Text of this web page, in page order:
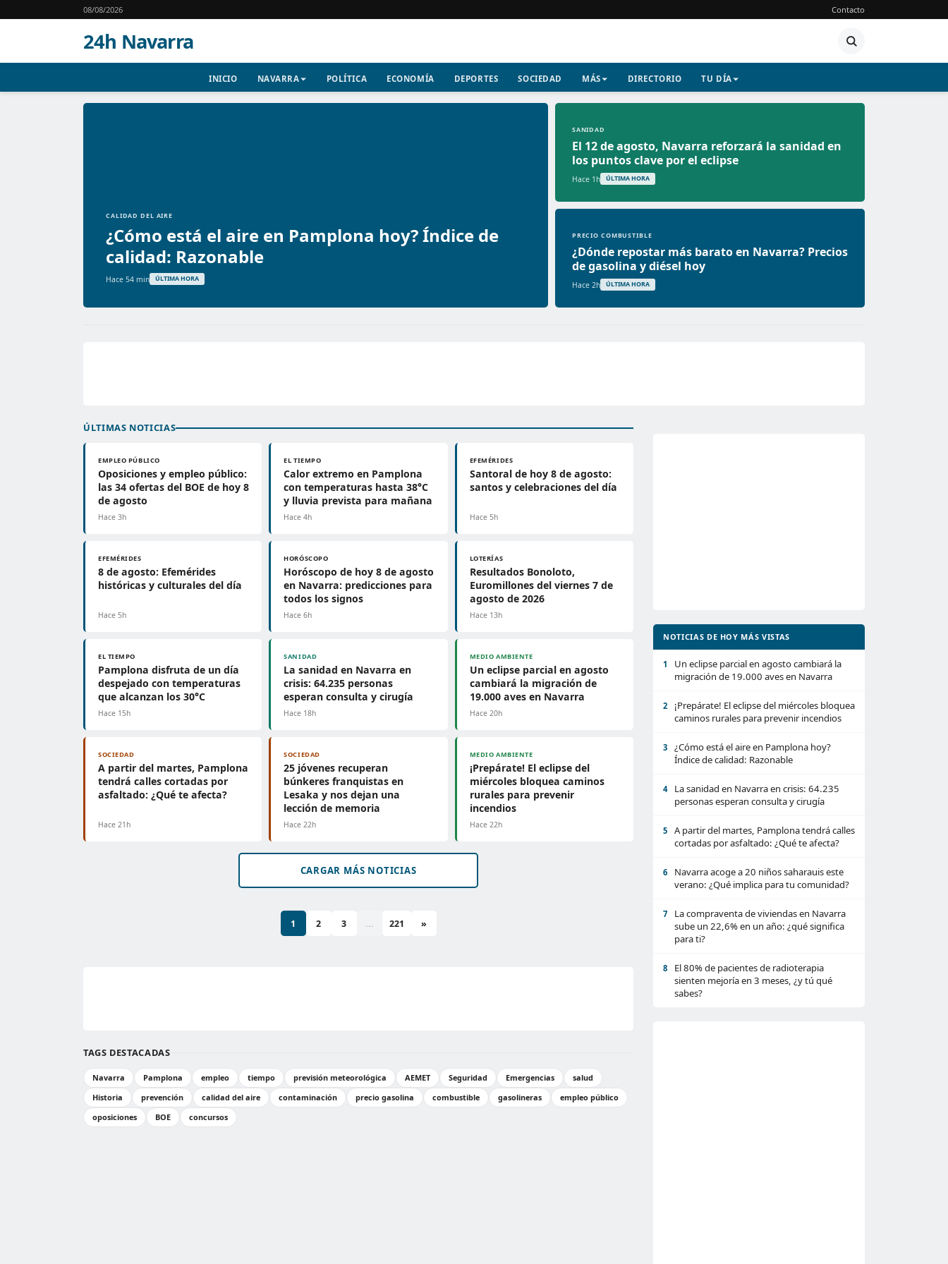
08/08/2026 Contacto
24h Navarra
INICIO NAVARRA POLÍTICA ECONOMÍA DEPORTES SOCIEDAD MÁS DIRECTORIO TU DÍA
CALIDAD DEL AIRE
¿Cómo está el aire en Pamplona hoy? Índice de
calidad: Razonable
Hace 54 min ÚLTIMA HORA
SANIDAD
El 12 de agosto, Navarra reforzará la sanidad en
los puntos clave por el eclipse
Hace 1h ÚLTIMA HORA
PRECIO COMBUSTIBLE
¿Dónde repostar más barato en Navarra? Precios
de gasolina y diésel hoy
Hace 2h ÚLTIMA HORA
ÚLTIMAS NOTICIAS
EMPLEO PÚBLICO
Oposiciones y empleo público:
las 34 ofertas del BOE de hoy 8
de agosto
Hace 3h
EL TIEMPO
Calor extremo en Pamplona
con temperaturas hasta 38°C
y lluvia prevista para mañana
Hace 4h
EFEMÉRIDES
Santoral de hoy 8 de agosto:
santos y celebraciones del día
Hace 5h
EFEMÉRIDES
8 de agosto: Efemérides
históricas y culturales del día
Hace 5h
HORÓSCOPO
Horóscopo de hoy 8 de agosto
en Navarra: predicciones para
todos los signos
Hace 6h
LOTERÍAS
Resultados Bonoloto,
Euromillones del viernes 7 de
agosto de 2026
Hace 13h
EL TIEMPO
Pamplona disfruta de un día
despejado con temperaturas
que alcanzan los 30°C
Hace 15h
SANIDAD
La sanidad en Navarra en
crisis: 64.235 personas
esperan consulta y cirugía
Hace 18h
MEDIO AMBIENTE
Un eclipse parcial en agosto
cambiará la migración de
19.000 aves en Navarra
Hace 20h
SOCIEDAD
A partir del martes, Pamplona
tendrá calles cortadas por
asfaltado: ¿Qué te afecta?
Hace 21h
SOCIEDAD
25 jóvenes recuperan
búnkeres franquistas en
Lesaka y nos dejan una
lección de memoria
Hace 22h
MEDIO AMBIENTE
¡Prepárate! El eclipse del
miércoles bloquea caminos
rurales para prevenir
incendios
Hace 22h
CARGAR MÁS NOTICIAS
1 2 3 ... 221 »
TAGS DESTACADAS
Navarra Pamplona empleo tiempo previsión meteorológica AEMET Seguridad Emergencias
salud
Historia
prevención calidad del aire contaminación precio gasolina combustible gasolineras
empleo público
oposiciones
BOE concursos
NOTICIAS DE HOY MÁS VISTAS
1
Un eclipse parcial en agosto cambiará la
migración de 19.000 aves en Navarra
2
¡Prepárate! El eclipse del miércoles bloquea
caminos rurales para prevenir incendios
3
¿Cómo está el aire en Pamplona hoy?
Índice de calidad: Razonable
4
La sanidad en Navarra en crisis: 64.235
personas esperan consulta y cirugía
5
A partir del martes, Pamplona tendrá calles
cortadas por asfaltado: ¿Qué te afecta?
6
Navarra acoge a 20 niños saharauis este
verano: ¿Qué implica para tu comunidad?
7
La compraventa de viviendas en Navarra
sube un 22,6% en un año: ¿qué significa
para ti?
8
El 80% de pacientes de radioterapia
sienten mejoría en 3 meses, ¿y tú qué
sabes?